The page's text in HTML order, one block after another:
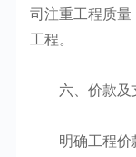
司注重工程质
工程。
六、价款及
明确工程价款